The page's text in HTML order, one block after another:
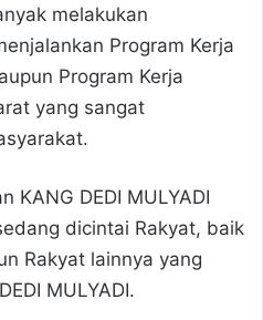
melakukan
Program Kerja
Program Kerja
yang sangat
KANG DEDI MULYADI
dicintai Rakyat, baik
Rakyat lainnya yang
MULYADI.